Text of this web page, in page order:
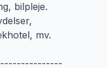
bilpleje.
mv.